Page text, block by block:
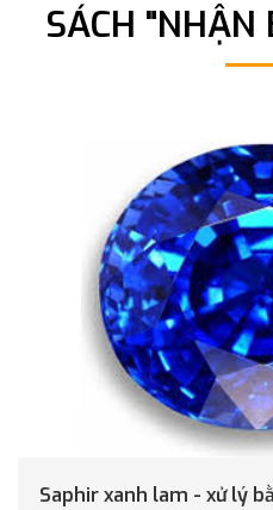
SÁCH "NHẬN
Saphir xanh lam - xử lý